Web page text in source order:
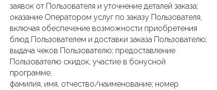
заявок от Пользователя и уточнение деталей заказа;
оказание Оператором услуг по заказу Пользователя,
включая обеспечение возможности приобретения
блюд Пользователем и доставки заказа Пользователю;
выдача чеков Пользователю; предоставление
Пользователю скидок, участие в бонусной
программе;
фамилия, имя, отчество/наименование; номер